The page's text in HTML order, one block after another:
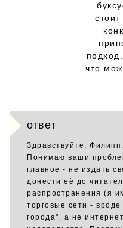
что
ответ
Здравствуйте, Филипп.
Понимаю ваши
главное - не издать
донести её до
распространения (я
торговые сети -
города", а не